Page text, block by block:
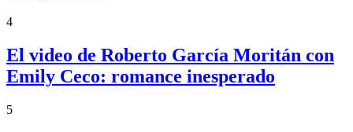
4
El video de Roberto García Moritán con
Emily Ceco: romance inesperado
5